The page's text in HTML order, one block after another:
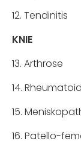
12. Tendinitis
KNIE
13. Arthrose
14.
15.
16. Patello-